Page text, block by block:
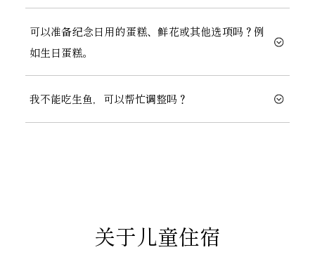
可以准备纪念日用的蛋糕、鲜花或其他选项吗？例
如生日蛋糕。
我不能吃生鱼，可以帮忙调整吗？
关于儿童住宿